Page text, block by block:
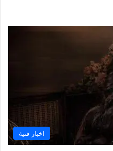
اخبار فنية